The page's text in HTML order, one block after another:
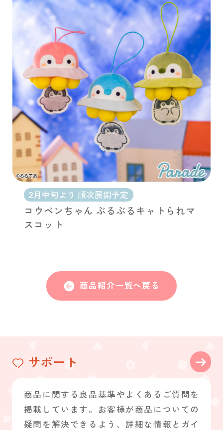
2月中旬より 順次展開予定
コウペンちゃん ぶるぶるキャトられマ
スコット
商品紹介一覧へ戻る
サポート
商品に関する良品基準やよくあるご質問を
掲載しています。お客様が商品についての
疑問を解決できるよう、詳細な情報とガイ